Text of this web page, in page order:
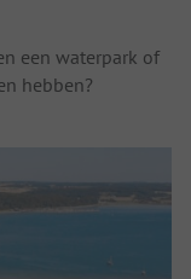
een waterpark of
hebben?